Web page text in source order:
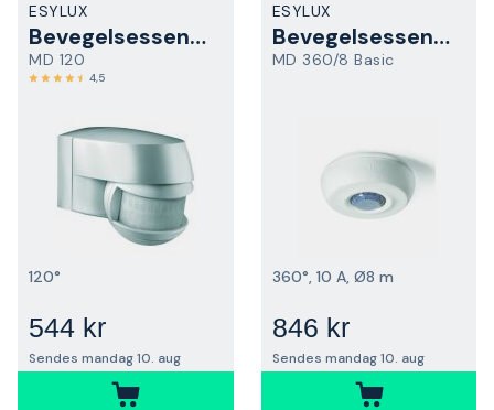
ESYLUX
Bevegelsessensor
MD 120
4,5
120°
544 kr
Sendes mandag 10. aug
ESYLUX
Bevegelsessensor
MD 360/8 Basic
360°, 10 A, Ø8 m
846 kr
Sendes mandag 10. aug